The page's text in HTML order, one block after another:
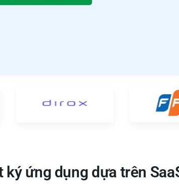
ký ứng dụng dựa trên